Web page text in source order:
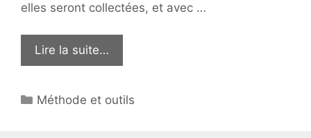
elles seront collectées, et avec …
Lire la suite…
Catégories
Méthode et outils